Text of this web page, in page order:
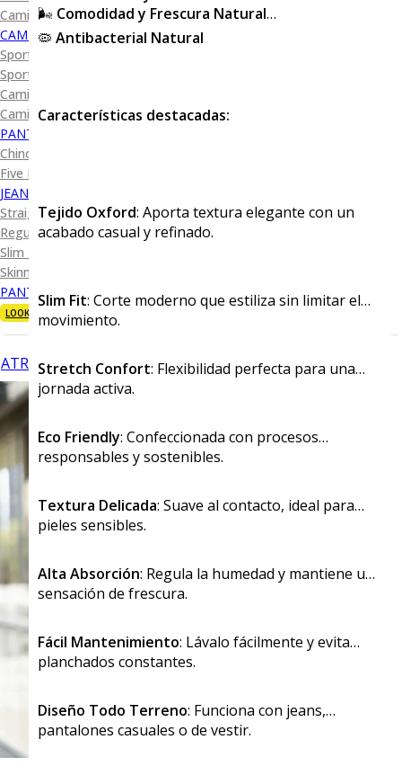
Camisa Cuadro y Raya
CAMISA SPORT
Sport Lisas
Sport Diseño
Camiseta Lisa
Camiseta Diseño
PANTALÓN CASUAL
Chino
Five Pocket
JEANS
Straight Fit
Regular Fit
Slim Fit
Skinny Fit
PANTALÓN DE VESTIR
LOOKS
ATRÁS
🌬️ Comodidad y Frescura Natural
🦠 Antibacterial Natural
Características destacadas:
Tejido Oxford: Aporta textura elegante con un
acabado casual y refinado.
Slim Fit: Corte moderno que estiliza sin limitar el
movimiento.
Stretch Confort: Flexibilidad perfecta para una
jornada activa.
Eco Friendly: Confeccionada con procesos
responsables y sostenibles.
Textura Delicada: Suave al contacto, ideal para
pieles sensibles.
Alta Absorción: Regula la humedad y mantiene una
sensación de frescura.
Fácil Mantenimiento: Lávalo fácilmente y evita
planchados constantes.
Diseño Todo Terreno: Funciona con jeans,
pantalones casuales o de vestir.